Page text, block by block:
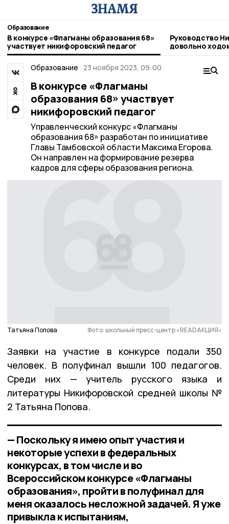
Образование
В конкурсе «Флагманы образования 68»
участвует никифоровский педагог
Руководство
довольно
Образование 23 ноября 2023, 09:00
В конкурсе «Флагманы
образования 68» участвует
никифоровский педагог
Управленческий конкурс «Флагманы
образования 68» разработан по инициативе
Главы Тамбовской области Максима Егорова.
Он направлен на формирование резерва
кадров для сферы образования региона.
Татьяна Попова Фото: школьный пресс-центр «READАКЦИЯ»
Заявки на участие в конкурсе подали 350
человек. В полуфинал вышли 100 педагогов.
Среди них — учитель русского языка и
литературы Никифоровской средней школы №
2 Татьяна Попова.
— Поскольку я имею опыт участия и
некоторые успехи в федеральных
конкурсах, в том числе и во
Всероссийском конкурсе «Флагманы
образования», пройти в полуфинал для
меня оказалось несложной задачей. Я уже
привыкла к испытаниям,